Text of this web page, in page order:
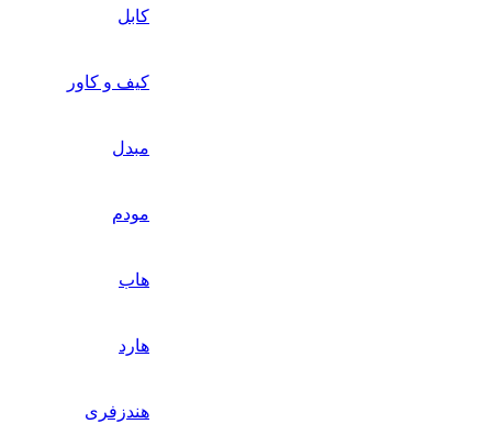
کابل
کیف و کاور
مبدل
مودم
هاب
هارد
هندزفری